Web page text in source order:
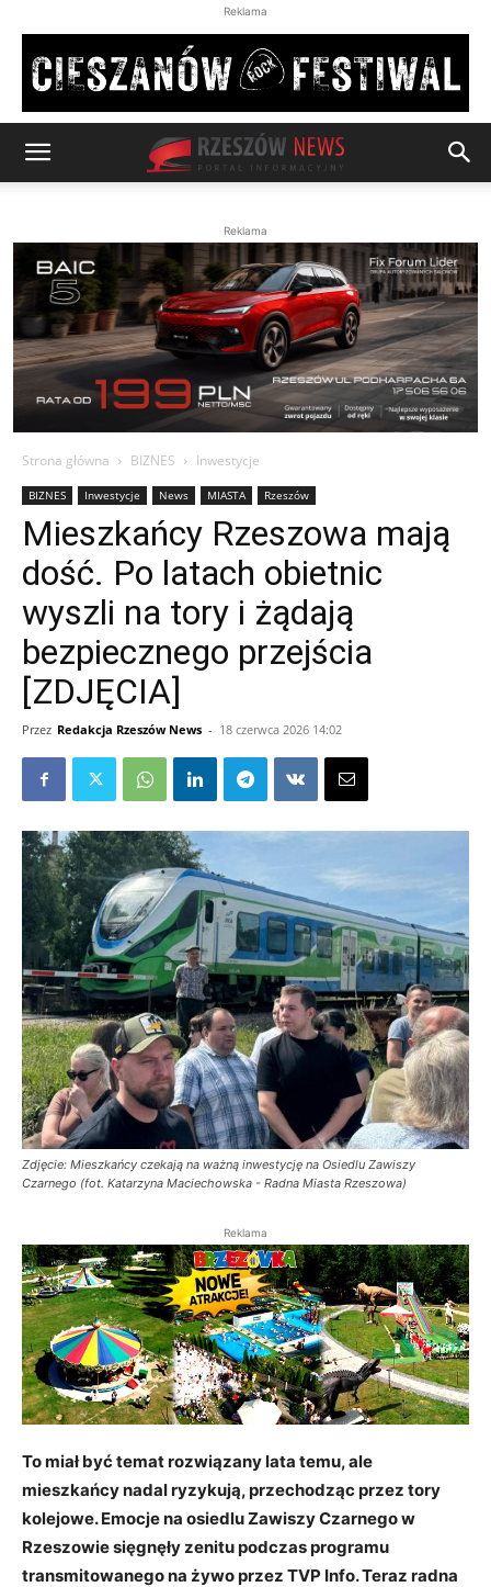
Reklama
Reklama
Strona główna BIZNES Inwestycje
BIZNES Inwestycje News MIASTA Rzeszów
Mieszkańcy Rzeszowa mają
dość. Po latach obietnic
wyszli na tory i żądają
bezpiecznego przejścia
[ZDJĘCIA]
Przez Redakcja Rzeszów News - 18 czerwca 2026 14:02
Zdjęcie: Mieszkańcy czekają na ważną inwestycję na Osiedlu Zawiszy
Czarnego (fot. Katarzyna Maciechowska - Radna Miasta Rzeszowa)
Reklama
To miał być temat rozwiązany lata temu, ale
mieszkańcy nadal ryzykują, przechodząc przez tory
kolejowe. Emocje na osiedlu Zawiszy Czarnego w
Rzeszowie sięgnęły zenitu podczas programu
transmitowanego na żywo przez TVP Info. Teraz radna